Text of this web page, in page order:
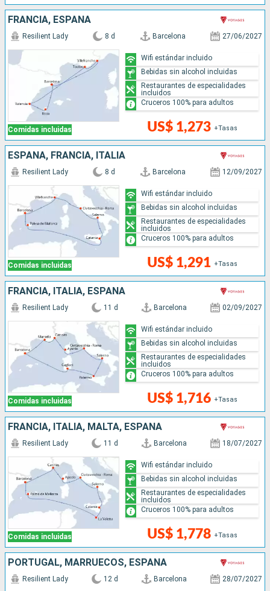
FRANCIA, ESPAÑA
Comidas incluidas
Resilient Lady 8 d Barcelona 27/06/2027
US$ 1,273 +Tasas
Wifi estándar incluido
Bebidas sin alcohol incluidas
Restaurantes de especialidades
incluidos
Cruceros 100% para adultos
ESPAÑA, FRANCIA, ITALIA
Comidas incluidas
Resilient Lady 8 d Barcelona 12/09/2027
US$ 1,291 +Tasas
Wifi estándar incluido
Bebidas sin alcohol incluidas
Restaurantes de especialidades
incluidos
Cruceros 100% para adultos
FRANCIA, ITALIA, ESPAÑA
Comidas incluidas
Resilient Lady 11 d Barcelona 02/09/2027
US$ 1,716 +Tasas
Wifi estándar incluido
Bebidas sin alcohol incluidas
Restaurantes de especialidades
incluidos
Cruceros 100% para adultos
FRANCIA, ITALIA, MALTA, ESPAÑA
Comidas incluidas
Resilient Lady 11 d Barcelona 18/07/2027
US$ 1,778 +Tasas
Wifi estándar incluido
Bebidas sin alcohol incluidas
Restaurantes de especialidades
incluidos
Cruceros 100% para adultos
PORTUGAL, MARRUECOS, ESPAÑA
Resilient Lady 12 d Barcelona 28/07/2027